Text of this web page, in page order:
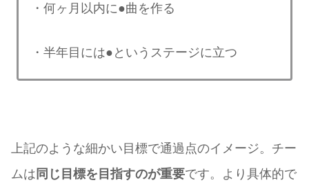
・何ヶ月以内に●曲を作る
・半年目には●というステージに立つ
上記のような細かい目標で通過点のイメージ。チー
ムは 同じ目標を目指すのが重要です。より具体的で